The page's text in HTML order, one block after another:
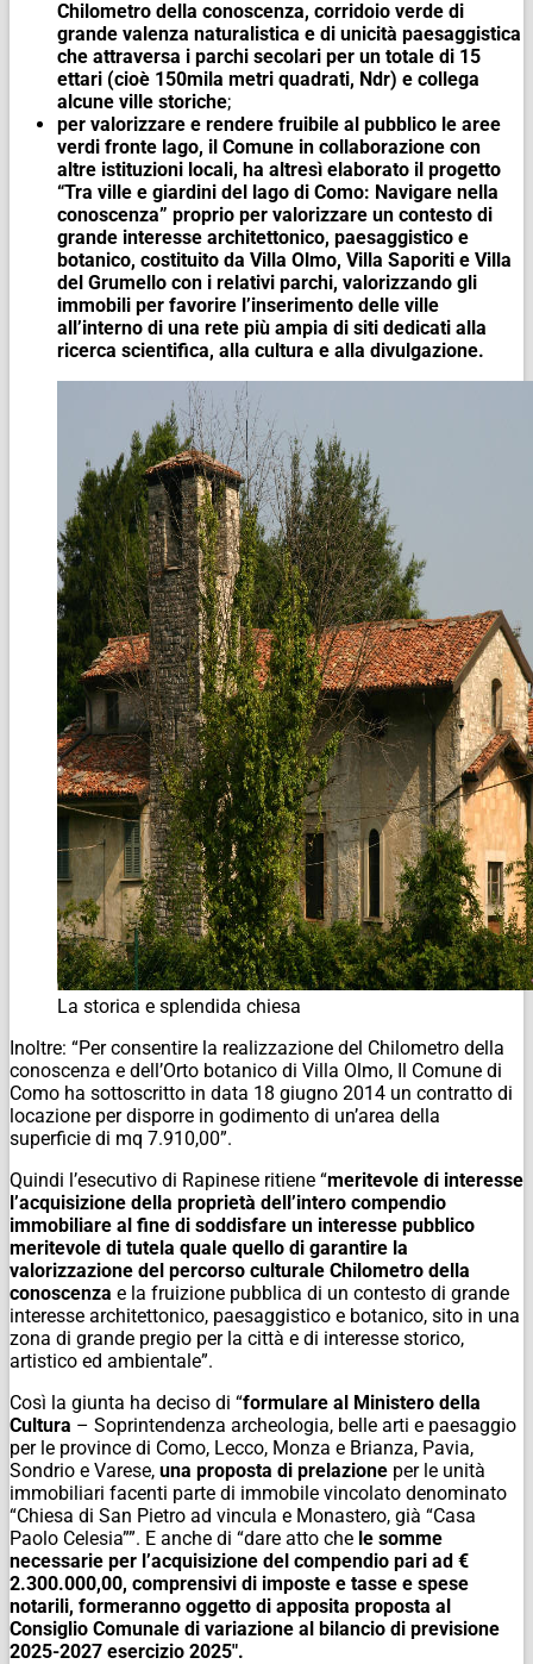
Chilometro della conoscenza, corridoio verde di
grande valenza naturalistica e di unicità paesaggistica
che attraversa i parchi secolari per un totale di 15
ettari (cioè 150mila metri quadrati, Ndr) e collega
alcune ville storiche;
per valorizzare e rendere fruibile al pubblico le aree
verdi fronte lago, il Comune in collaborazione con
altre istituzioni locali, ha altresì elaborato il progetto
“Tra ville e giardini del lago di Como: Navigare nella
conoscenza” proprio per valorizzare un contesto di
grande interesse architettonico, paesaggistico e
botanico, costituito da Villa Olmo, Villa Saporiti e Villa
del Grumello con i relativi parchi, valorizzando gli
immobili per favorire l’inserimento delle ville
all’interno di una rete più ampia di siti dedicati alla
ricerca scientifica, alla cultura e alla divulgazione.
La storica e splendida chiesa
Inoltre: “Per consentire la realizzazione del Chilometro della
conoscenza e dell’Orto botanico di Villa Olmo, Il Comune di
Como ha sottoscritto in data 18 giugno 2014 un contratto di
locazione per disporre in godimento di un’area della
superficie di mq 7.910,00”.
Quindi l’esecutivo di Rapinese ritiene “meritevole di interesse
l’acquisizione della proprietà dell’intero compendio
immobiliare al fine di soddisfare un interesse pubblico
meritevole di tutela quale quello di garantire la
valorizzazione del percorso culturale Chilometro della
conoscenza e la fruizione pubblica di un contesto di grande
interesse architettonico, paesaggistico e botanico, sito in una
zona di grande pregio per la città e di interesse storico,
artistico ed ambientale”.
Così la giunta ha deciso di “formulare al Ministero della
Cultura – Soprintendenza archeologia, belle arti e paesaggio
per le province di Como, Lecco, Monza e Brianza, Pavia,
Sondrio e Varese, una proposta di prelazione per le unità
immobiliari facenti parte di immobile vincolato denominato
“Chiesa di San Pietro ad vincula e Monastero, già “Casa
Paolo Celesia””. E anche di “dare atto che le somme
necessarie per l’acquisizione del compendio pari ad €
2.300.000,00, comprensivi di imposte e tasse e spese
notarili, formeranno oggetto di apposita proposta al
Consiglio Comunale di variazione al bilancio di previsione
2025-2027 esercizio 2025″.